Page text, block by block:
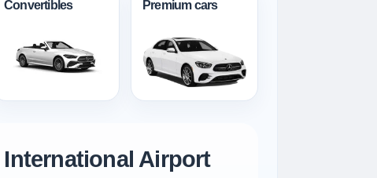
Convertibles Premium cars
International Airport